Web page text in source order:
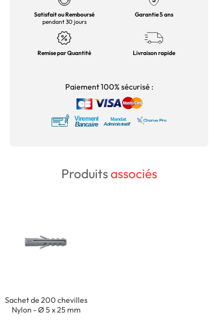
Satisfait ou Remboursé
pendant 30 jours
Garantie 5 ans
Remise par Quantité Livraison rapide
Paiement 100% sécurisé :
Produitsassociés
Sachet de 200 chevilles
Nylon - Ø 5 x 25 mm